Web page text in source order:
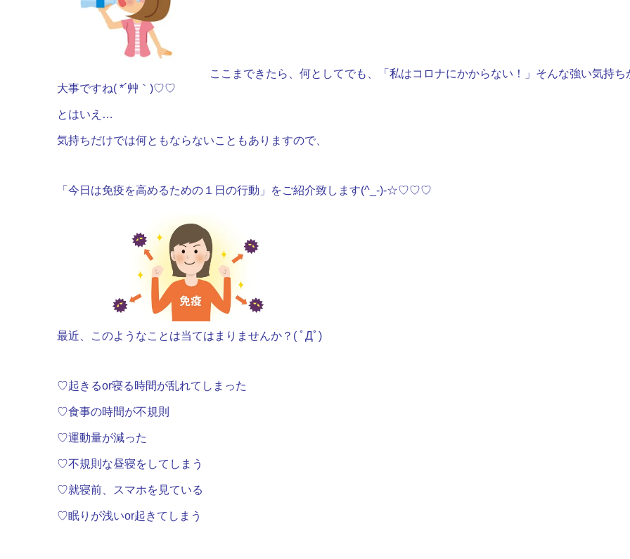
ここまできたら、何としてでも、「私はコロナにかからない！」そんな強い気持ち
大事ですね( *´艸｀)♡♡
とはいえ…
気持ちだけでは何ともならないこともありますので、
「今日は免疫を高めるための１日の行動」をご紹介致します(^_-)-☆♡♡♡
最近、このようなことは当てはまりませんか？( ﾟДﾟ)
♡起きるor寝る時間が乱れてしまった
♡食事の時間が不規則
♡運動量が減った
♡不規則な昼寝をしてしまう
♡就寝前、スマホを見ている
♡眠りが浅いor起きてしまう